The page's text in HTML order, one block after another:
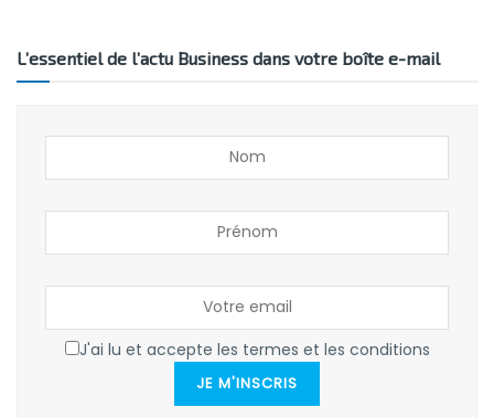
L’essentiel de l’actu Business dans votre boîte e-mail
J'ai lu et accepte les termes et les conditions
JE M'INSCRIS